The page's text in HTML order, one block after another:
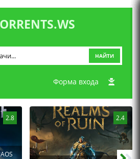
НАЙТИ
Форма входа
2.8 2.4